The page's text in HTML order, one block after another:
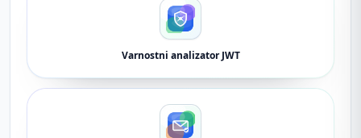
Varnostni analizator JWT